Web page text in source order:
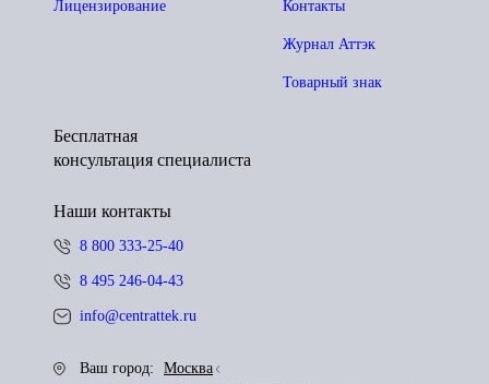
Контакты
Журнал Аттэк
Товарный знак
Лицензирование
Бесплатная
консультация специалиста
Наши контакты
8 800 333-25-40
8 495 246-04-43
info@centrattek.ru
Ваш город:
Москва